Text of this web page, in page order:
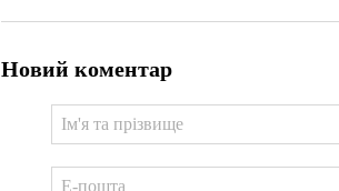
Новий коментар